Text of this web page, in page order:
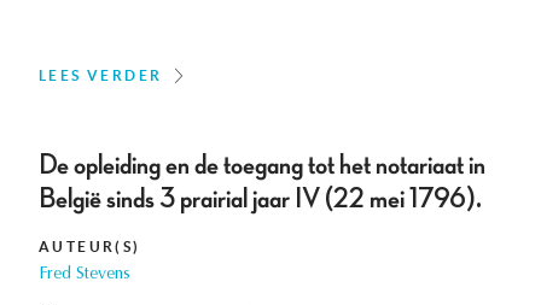
LEES VERDER
De opleiding en de toegang tot het notariaat in
België sinds 3 prairial jaar IV (22 mei 1796).
AUTEUR(S)
Fred Stevens